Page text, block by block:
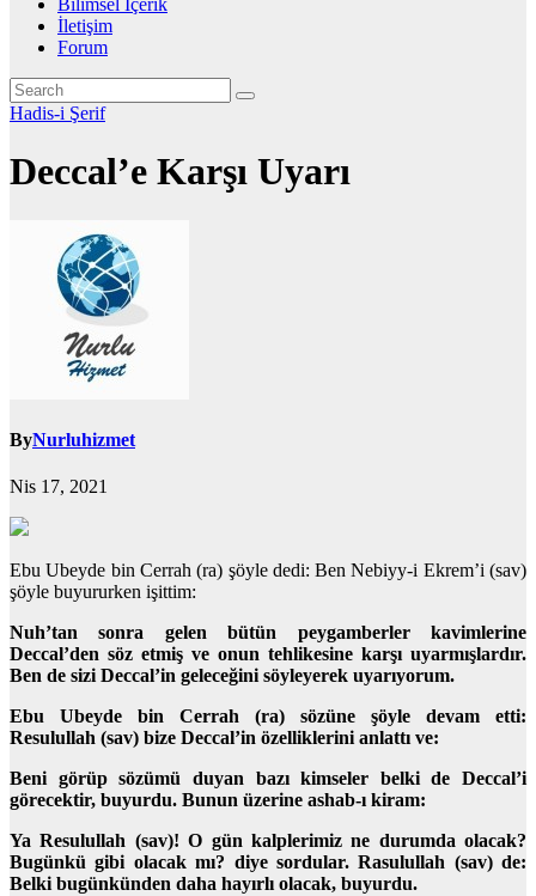
İletişim
Forum
Hadis-i Şerif
Deccal’e Karşı Uyarı
ByNurluhizmet
Nis 17, 2021
Ebu Ubeyde bin Cerrah (ra) şöyle dedi: Ben Nebiyy-i Ekrem’i (sav)
şöyle buyururken işittim:
Nuh’tan sonra gelen bütün peygamberler kavimlerine
Deccal’den söz etmiş ve onun tehlikesine karşı uyarmışlardır.
Ben de sizi Deccal’in geleceğini söyleyerek uyarıyorum.
Ebu Ubeyde bin Cerrah (ra) sözüne şöyle devam etti:
Resulullah (sav) bize Deccal’in özelliklerini anlattı ve:
Beni görüp sözümü duyan bazı kimseler belki de Deccal’i
görecektir, buyurdu. Bunun üzerine ashab-ı kiram:
Ya Resulullah (sav)! O gün kalplerimiz ne durumda olacak?
Bugünkü gibi olacak mı? diye sordular. Rasulullah (sav) de:
Belki bugünkünden daha hayırlı olacak, buyurdu.